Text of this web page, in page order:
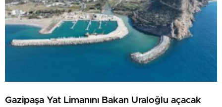
Gazipaşa Yat Limanını Bakan Uraloğlu açacak